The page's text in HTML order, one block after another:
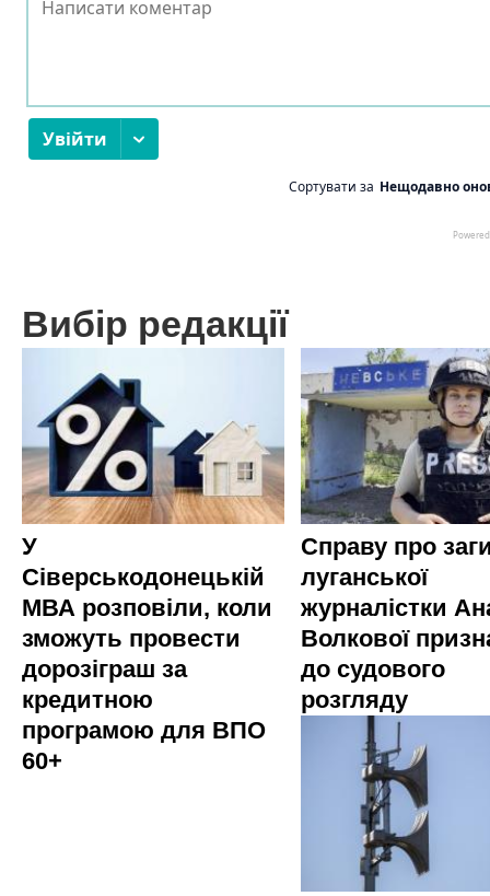
Вибір редакції
У
Сіверськодонецькій
МВА розповіли, коли
зможуть провести
дорозіграш за
кредитною
програмою для ВПО
60+
Справу про
луганської
журналістки
Волкової
до судового
розгляду